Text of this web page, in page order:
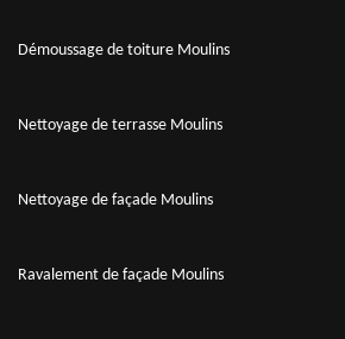
Démoussage de toiture Moulins
Nettoyage de terrasse Moulins
Nettoyage de façade Moulins
Ravalement de façade Moulins